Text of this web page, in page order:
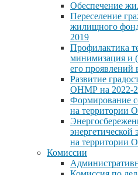
Обеспечение
Переселение
жилищного
2019
Профилактика
минимизация и
его
Развитие
ОНМР на 2022-
Формирование
на территории
на территории
Комиссии